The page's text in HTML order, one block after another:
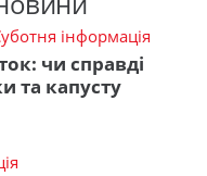
інформація
чи справді
та капусту